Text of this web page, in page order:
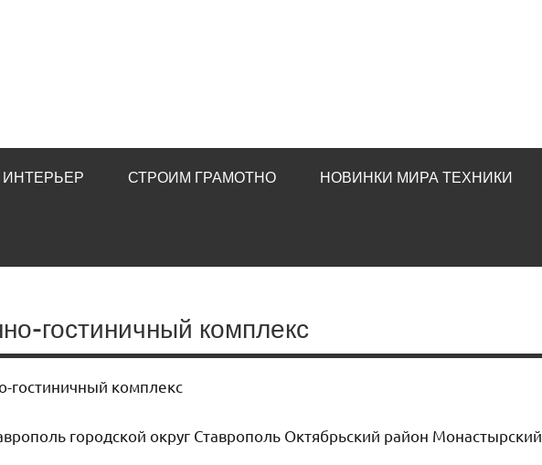
ИНТЕРЬЕР СТРОИМ ГРАМОТНО НОВИНКИ МИРА ТЕХНИКИ
гостиничный комплекс
гостиничный комплекс
городской округ Ставрополь Октябрьский район Монастырский